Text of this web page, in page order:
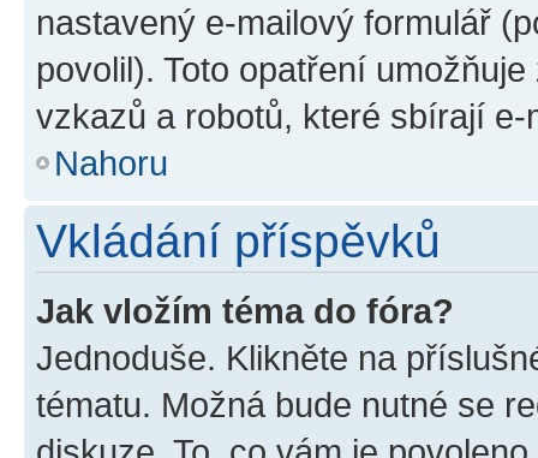
nastavený e-mailový formulář
povolil). Toto opatření
vzkazů a robotů, které sbírají e-
Nahoru
Vkládání příspěvků
Jak vložím téma do fóra?
Jednoduše. Klikněte na
tématu. Možná bude nutné se